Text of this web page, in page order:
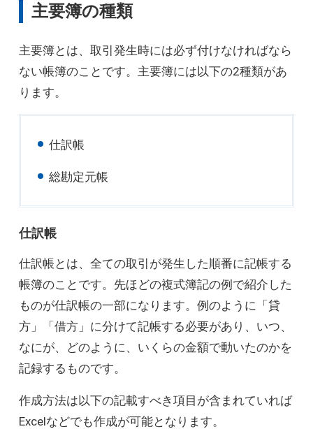
主要簿の種類
主要簿とは、取引発生時には必ず付けなければなら
ない帳簿のことです。主要簿には以下の2種類があ
ります。
仕訳帳
総勘定元帳
仕訳帳
仕訳帳とは、全ての取引が発生した順番に記帳する
帳簿のことです。先ほどの複式簿記の例で紹介した
ものが仕訳帳の一部になります。例のように「貸
方」「借方」に分けて記帳する必要があり、いつ、
なにが、どのように、いくらの金額で動いたのかを
記録するものです。
作成方法は以下の記載すべき項目が含まれていれば
Excelなどでも作成が可能となります。